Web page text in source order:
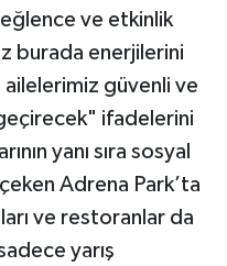
ve etkinlik
burada enerjilerini
güvenli ve
ifadelerini
yanı sıra sosyal
Adrena Park’ta
ve restoranlar da
yarış